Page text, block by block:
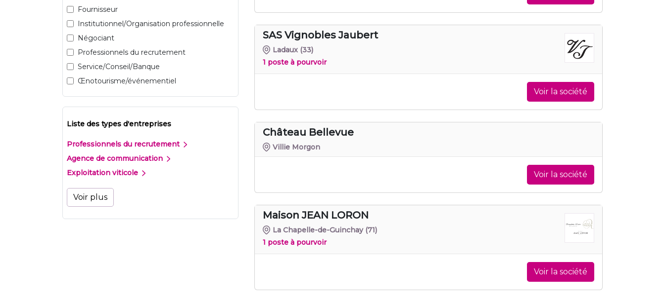
Fournisseur
Institutionnel/Organisation professionnelle
Négociant
Professionnels du recrutement
Service/Conseil/Banque
Œnotourisme/événementiel
Liste des types d'entreprises
Professionnels du recrutement
Agence de communication
Exploitation viticole
Voir plus
SAS Vignobles Jaubert
Ladaux (33)
1 poste à pourvoir
Voir la société
Château Bellevue
Villie Morgon
Voir la société
Maison JEAN LORON
La Chapelle-de-Guinchay (71)
1 poste à pourvoir
Voir la société